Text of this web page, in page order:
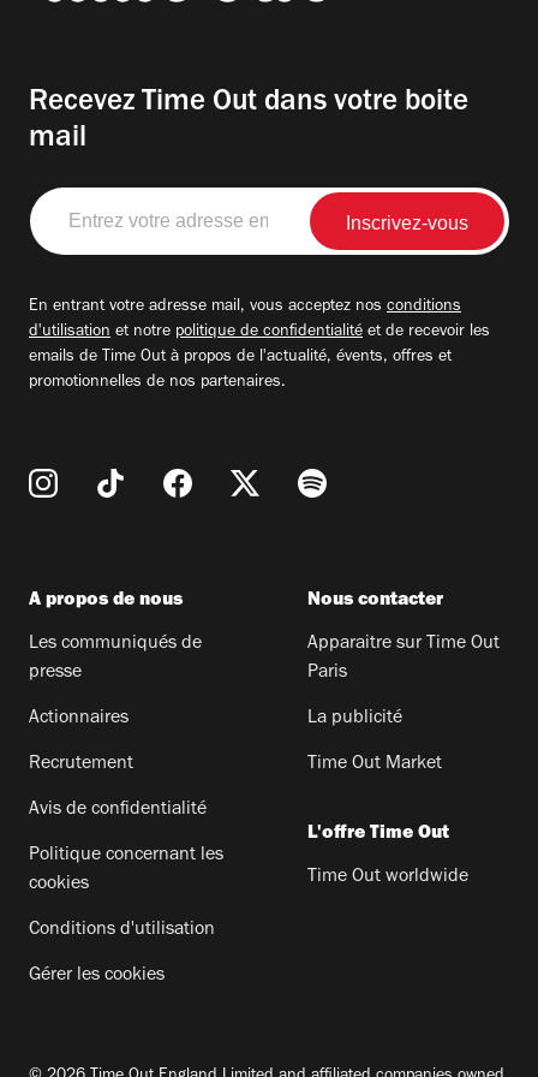
Recevez Time Out dans votre boite
mail
Entrez
votre
adresse
En entrant votre adresse mail, vous acceptez nos conditions
d'utilisation et notre politique de confidentialité et de recevoir les
emails de Time Out à propos de l'actualité, évents, offres et
promotionnelles de nos partenaires.
A propos de nous
Les communiqués de
presse
Actionnaires
Recrutement
Avis de confidentialité
Politique concernant les
cookies
Conditions d'utilisation
Gérer les cookies
Nous contacter
Apparaitre sur Time Out
Paris
La publicité
Time Out Market
L'offre Time Out
Time Out worldwide